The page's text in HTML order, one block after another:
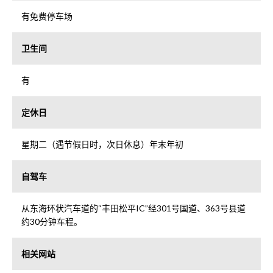
有免费停车场
卫生间
有
定休日
星期二（遇节假日时，次日休息）年末年初
自驾车
从东海环状汽车道的“丰田松平IC”经301号国道、363号县道
约30分钟车程。
相关网站